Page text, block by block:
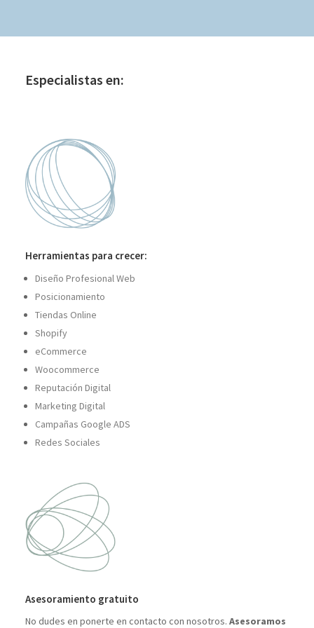
Especialistas en:
Herramientas para crecer:
Diseño Profesional Web
Posicionamiento
Tiendas Online
Shopify
eCommerce
Woocommerce
Reputación Digital
Marketing Digital
Campañas Google ADS
Redes Sociales
Asesoramiento gratuito
No dudes en ponerte en contacto con nosotros. Asesoramos